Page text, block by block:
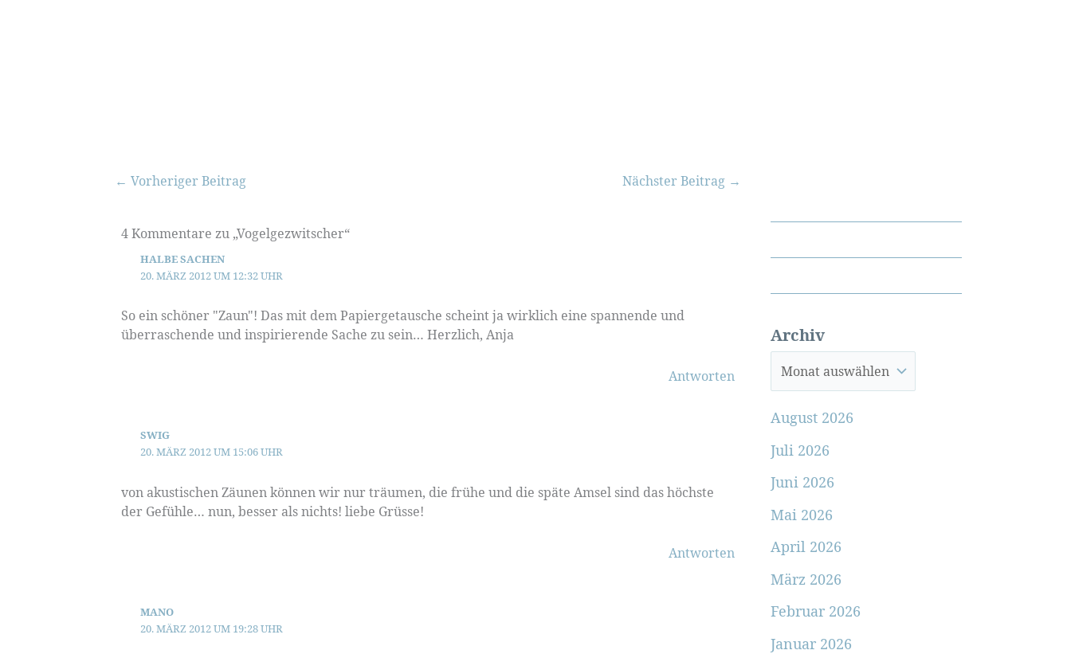
← Vorheriger Beitrag Nächster Beitrag →
4 Kommentare zu „Vogelgezwitscher“
HALBE SACHEN
20. MÄRZ 2012 UM 12:32 UHR
So ein schöner "Zaun"! Das mit dem Papiergetausche scheint ja wirklich eine spannende und
überraschende und inspirierende Sache zu sein… Herzlich, Anja
Antworten
SWIG
20. MÄRZ 2012 UM 15:06 UHR
von akustischen Zäunen können wir nur träumen, die frühe und die späte Amsel sind das höchste
der Gefühle… nun, besser als nichts! liebe Grüsse!
Antworten
MANO
20. MÄRZ 2012 UM 19:28 UHR
Archiv
August 2026
Juli 2026
Juni 2026
Mai 2026
April 2026
März 2026
Februar 2026
Januar 2026